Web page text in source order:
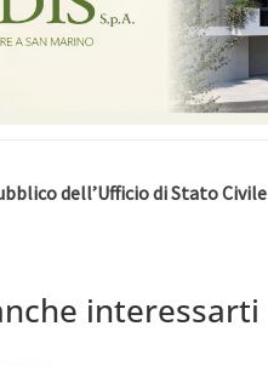
dell’Ufficio di Stato Civile
interessarti